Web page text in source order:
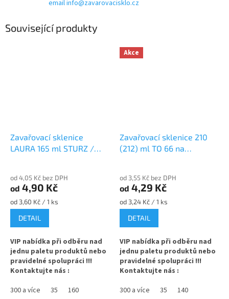
email info@zavarovacisklo.cz
Související produkty
Zavařovací sklenice
LAURA 165 ml STURZ /
od 4,05 Kč bez DPH
od 4,90 Kč
Měrná
cena:
od 3,60 Kč / 1 ks
DETAIL
VIP nabídka při odběru nad
jednu paletu produktů nebo
pravidelné spolupráci !!!
Kontaktujte nás :
300 a více 35 160
Akce
Zavařovací sklenice 210
(212) ml TO 66 na
od 3,55 Kč bez DPH
od 4,29 Kč
Měrná
cena:
od 3,24 Kč / 1 ks
DETAIL
VIP nabídka při odběru nad
jednu paletu produktů nebo
pravidelné spolupráci !!!
Kontaktujte nás :
300 a více 35 140